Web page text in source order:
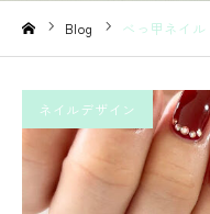
Blog べっ甲ネイル
ネイルデザイン